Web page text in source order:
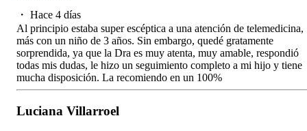
・ Hace 4 días
Al principio estaba super escéptica a una atención de telemedicina,
más con un niño de 3 años. Sin embargo, quedé gratamente
sorprendida, ya que la Dra es muy atenta, muy amable, respondió
todas mis dudas, le hizo un seguimiento completo a mi hijo y tiene
mucha disposición. La recomiendo en un 100%
Luciana Villarroel